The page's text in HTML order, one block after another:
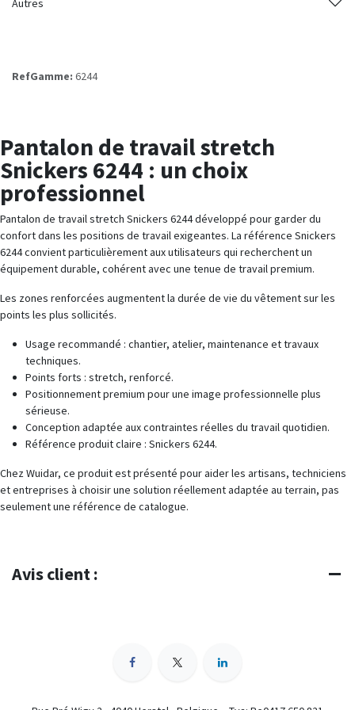
Autres
RefGamme: 6244
Pantalon de travail stretch
Snickers 6244 : un choix
professionnel
Pantalon de travail stretch Snickers 6244 développé pour garder du
confort dans les positions de travail exigeantes. La référence Snickers
6244 convient particulièrement aux utilisateurs qui recherchent un
équipement durable, cohérent avec une tenue de travail premium.
Les zones renforcées augmentent la durée de vie du vêtement sur les
points les plus sollicités.
Usage recommandé : chantier, atelier, maintenance et travaux
techniques.
Points forts : stretch, renforcé.
Positionnement premium pour une image professionnelle plus
sérieuse.
Conception adaptée aux contraintes réelles du travail quotidien.
Référence produit claire : Snickers 6244.
Chez Wuidar, ce produit est présenté pour aider les artisans, techniciens
et entreprises à choisir une solution réellement adaptée au terrain, pas
seulement une référence de catalogue.
Avis client :